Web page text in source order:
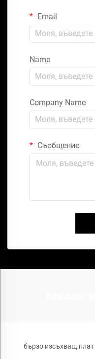
Email
Name
Company Name
Съобщение
бързо изсъхващ плат